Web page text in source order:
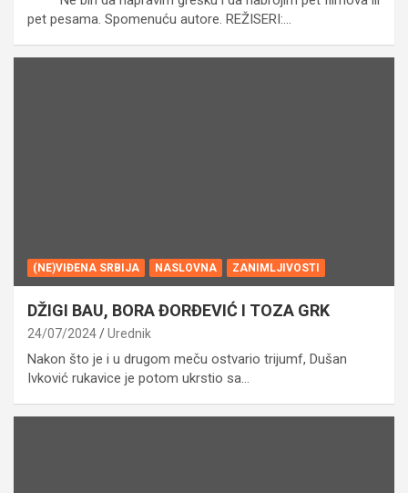
pet pesama. Spomenuću autore. REŽISERI:…
(NE)VIĐENA SRBIJA NASLOVNA ZANIMLJIVOSTI
DŽIGI BAU, BORA ĐORĐEVIĆ I TOZA GRK
24/07/2024 Urednik
Nakon što je i u drugom meču ostvario trijumf, Dušan
Ivković rukavice je potom ukrstio sa…